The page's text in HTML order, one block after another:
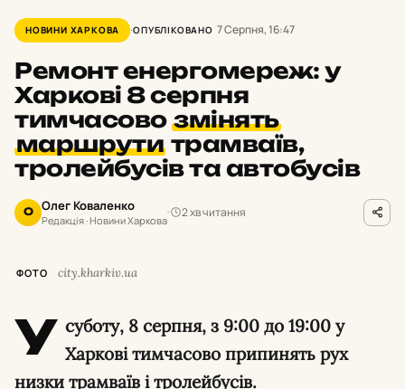
НОВИНИ ХАРКОВА ОПУБЛІКОВАНО 7 Серпня, 16:47
Ремонт енергомереж: у
Харкові 8 серпня
тимчасовозмінять
маршрутитрамваїв,
тролейбусів та автобусів
О Олег Коваленко
Редакція · Новини Харкова
2 хв читання
ФОТО city.kharkiv.ua
У суботу, 8 серпня, з 9:00 до 19:00 у
Харкові тимчасово припинять рух
низки трамваїв і тролейбусів.